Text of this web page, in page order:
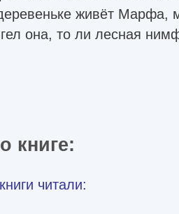
живёт Марфа,
она, то ли лесная
книге:
читали: